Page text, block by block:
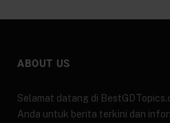
ABOUT US
Selamat datang di
Anda untuk berita terkini dan